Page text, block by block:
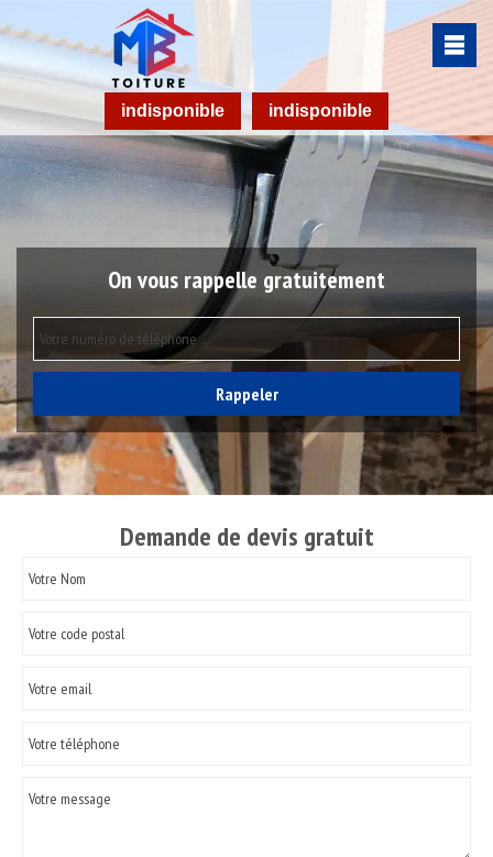
indisponible indisponible
On vous rappelle gratuitement
Demande de devis gratuit